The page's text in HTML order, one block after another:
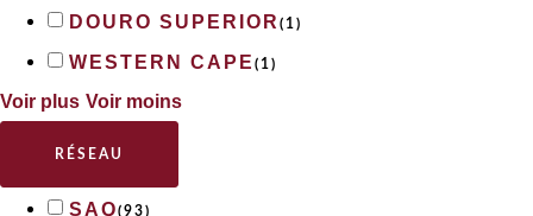
DOURO SUPERIOR ( 1 )
WESTERN CAPE ( 1 )
Voir plus Voir moins
RÉSEAU
SAQ(93)